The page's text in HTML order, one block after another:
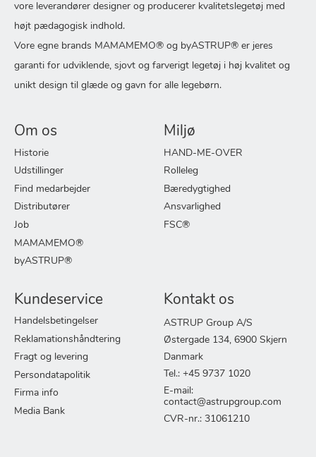
vore leverandører designer og producerer kvalitetslegetøj med
højt pædagogisk indhold.
Vore egne brands MAMAMEMO® og byASTRUP® er jeres
garanti for udviklende, sjovt og farverigt legetøj i høj kvalitet og
unikt design til glæde og gavn for alle legebørn.
Om os
Historie
Udstillinger
Find medarbejder
Distributører
Job
MAMAMEMO®
byASTRUP®
Miljø
HAND-ME-OVER
Rolleleg
Bæredygtighed
Ansvarlighed
FSC®
Kundeservice
Handelsbetingelser
Reklamationshåndtering
Fragt og levering
Persondatapolitik
Firma info
Media Bank
Kontakt os
ASTRUP Group A/S
Østergade 134, 6900 Skjern
Danmark
Tel.: +45 9737 1020
E-mail:
contact@astrupgroup.com
CVR-nr.: 31061210